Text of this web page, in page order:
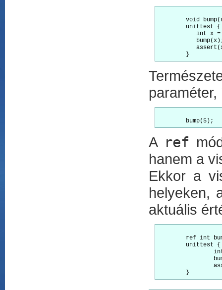
A ref
hanem a
Ekkor a
helyeken,
aktuális